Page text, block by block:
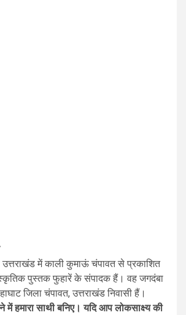
उत्तराखंड में काली कुमाऊं चंपावत से प्रकाशित
पुस्तक फुहारें के संपादक हैं। वह जगदंबा
जिला चंपावत, उत्तराखंड निवासी हैं।
हमारा साथी बनिए। यदि आप लोकसाक्ष्य की